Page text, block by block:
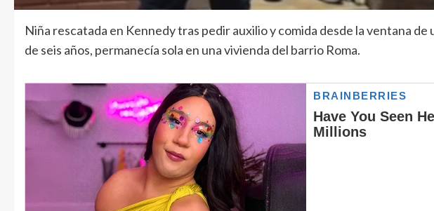
Niña rescatada en Kennedy tras pedir auxilio y comida desde la ventana
de seis años, permanecía sola en una vivienda del barrio Roma.